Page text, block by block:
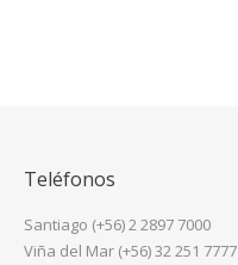
Teléfonos
Santiago (+56) 2 2897 7000
Viña del Mar (+56) 32 251 7777